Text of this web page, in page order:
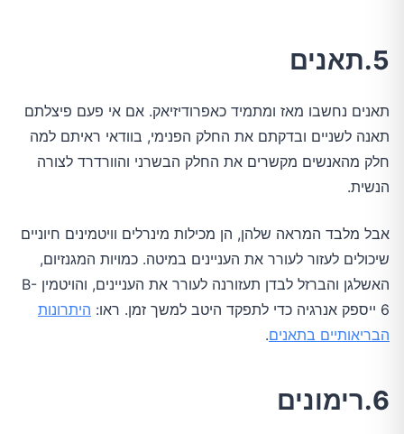
5.תאנים
תאנים נחשבו מאז ומתמיד כאפרודיזיאק. אם אי פעם פיצלתם
תאנה לשניים ובדקתם את החלק הפנימי, בוודאי ראיתם למה
חלק מהאנשים מקשרים את החלק הבשרני והוורדרד לצורה
הנשית.
אבל מלבד המראה שלהן, הן מכילות מינרלים וויטמינים חיוניים
שיכולים לעזור לעורר את העניינים במיטה. כמויות המגנזיום,
האשלגן והברזל לבדן תעזורנה לעורר את העניינים, והויטמין B-
6 ייספק אנרגיה כדי לתפקד היטב למשך זמן. ראו:
היתרונות
הבריאותיים בתאנים.
6.רימונים